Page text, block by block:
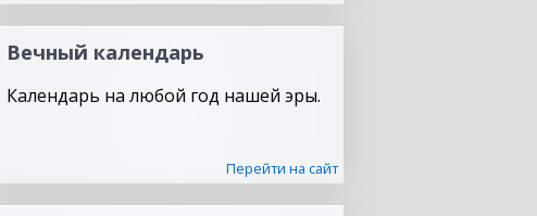
Вечный календарь
Календарь на любой год нашей эры.
Перейти на сайт